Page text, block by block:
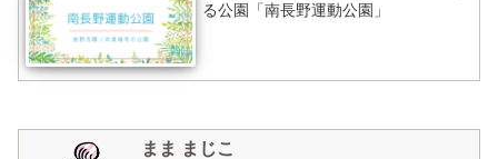
る公園「南長野運動公園」
まま まじこ